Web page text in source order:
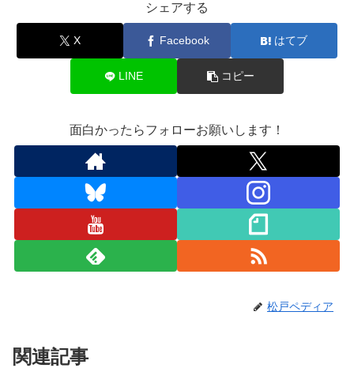
シェアする
X Facebook はてブ
LINE コピー
面白かったらフォローお願いします！
松戸ペディア
関連記事